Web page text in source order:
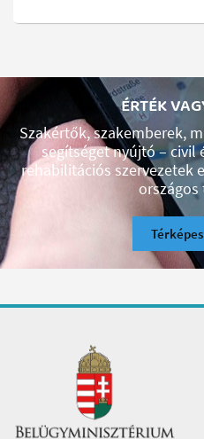
ÉRTÉK
Szakértők, szakemberek,
segítséget nyújtó – civil
rehabilitációs szervezetek
országos